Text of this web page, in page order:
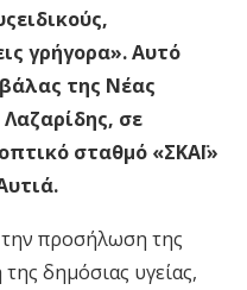
ςειδικούς,
γρήγορα». Αυτό
της Νέας
, σε
σταθμό «ΣΚΑΪ»
προσήλωση της
δημόσιας υγείας,